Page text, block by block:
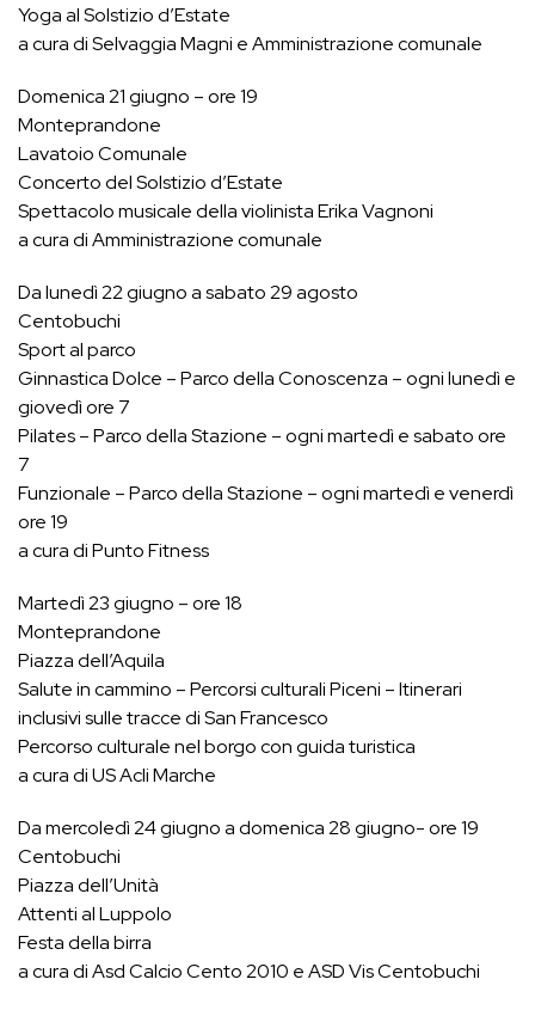
Yoga al Solstizio d’Estate
a cura di Selvaggia Magni e Amministrazione comunale
Domenica 21 giugno – ore 19
Monteprandone
Lavatoio Comunale
Concerto del Solstizio d’Estate
Spettacolo musicale della violinista Erika Vagnoni
a cura di Amministrazione comunale
Da lunedì 22 giugno a sabato 29 agosto
Centobuchi
Sport al parco
Ginnastica Dolce – Parco della Conoscenza – ogni lunedì e
giovedì ore 7
Pilates – Parco della Stazione – ogni martedì e sabato ore
7
Funzionale – Parco della Stazione – ogni martedì e venerdì
ore 19
a cura di Punto Fitness
Martedì 23 giugno – ore 18
Monteprandone
Piazza dell’Aquila
Salute in cammino – Percorsi culturali Piceni – Itinerari
inclusivi sulle tracce di San Francesco
Percorso culturale nel borgo con guida turistica
a cura di US Acli Marche
Da mercoledì 24 giugno a domenica 28 giugno- ore 19
Centobuchi
Piazza dell’Unità
Attenti al Luppolo
Festa della birra
a cura di Asd Calcio Cento 2010 e ASD Vis Centobuchi